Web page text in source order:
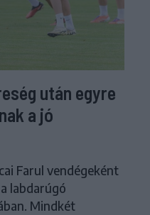
után egyre
a jó
Farul vendégeként
labdarúgó
Mindkét